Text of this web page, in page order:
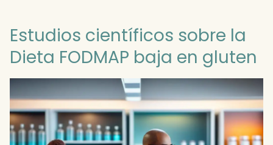
Estudios científicos sobre la
Dieta FODMAP baja en gluten